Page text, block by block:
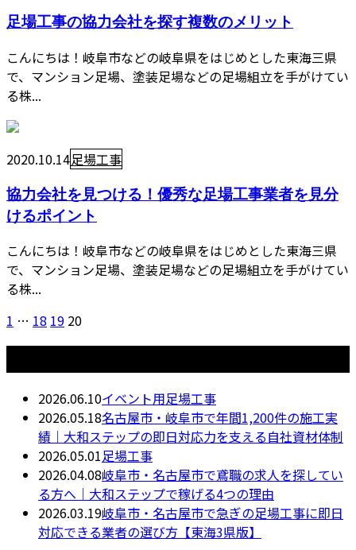
足場工事の協力会社を探す複数のメリット
こんにちは！岐阜市などの岐阜県をはじめとした東海三県
で、マンション足場、塗装足場などの足場組立を手がけてい
る株...
2020.10.14足場工事
協力会社を見つける！優秀な足場工事業者を見分
けるポイント
こんにちは！岐阜市などの岐阜県をはじめとした東海三県
で、マンション足場、塗装足場などの足場組立を手がけてい
る株...
1 … 18 19 20
2026.06.10イベント用足場工事
2026.05.18名古屋市・岐阜市で年間1,200件の施工実
績｜大和ステップの即日対応力を支える自社資材体制
2026.05.01足場工事
2026.04.08岐阜市・名古屋市で鳶職の求人を探してい
る方へ｜大和ステップで稼げる4つの理由
2026.03.19岐阜市・名古屋市で急ぎの足場工事に即日
対応できる業者の選び方【東海3県版】